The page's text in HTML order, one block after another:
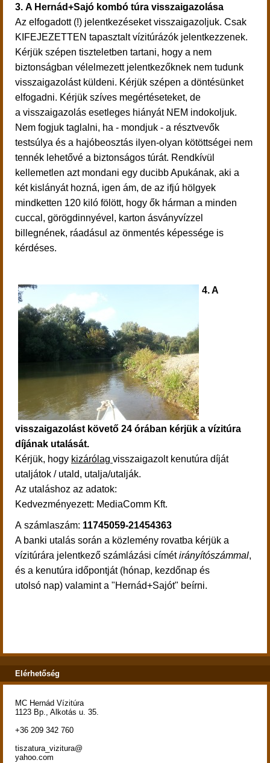
3. A Hernád+Sajó kombó túra visszaigazolása
Az elfogadott (!) jelentkezéseket visszaigazoljuk. Csak
KIFEJEZETTEN tapasztalt vízitúrázók jelentkezzenek.
Kérjük szépen tiszteletben tartani, hogy a nem
biztonságban vélelmezett jelentkezőknek nem tudunk
visszaigazolást küldeni. Kérjük szépen a döntésünket
elfogadni. Kérjük szíves megértéseteket, de
a visszaigazolás esetleges hiányát NEM indokoljuk.
Nem fogjuk taglalni, ha - mondjuk - a résztvevők
testsúlya és a hajóbeosztás ilyen-olyan kötöttségei nem
tennék lehetővé a biztonságos túrát. Rendkívül
kellemetlen azt mondani egy ducibb Apukának, aki a
két kislányát hozná, igen ám, de az ifjú hölgyek
mindketten 120 kiló fölött, hogy ők hárman a minden
cuccal, görögdinnyével, karton ásványvízzel
billegnének, ráadásul az önmentés képessége is
kérdéses.
4. A
visszaigazolást követő 24 órában kérjük a vízitúra
díjának utalását.
Kérjük, hogy kizárólag visszaigazolt kenutúra díját
utaljátok / utald, utalja/utalják.
Az utaláshoz az adatok:
Kedvezményezett: MediaComm Kft.
A számlaszám: 11745059-21454363
A banki utalás során a közlemény rovatba kérjük a
vízitúrára jelentkező számlázási címétirányítószámmal,
és a kenutúra időpontját (hónap, kezdőnap és
utolsó nap) valamint a "Hernád+Sajót" beírni.
Elérhetőség
MC Hernád Vízitúra
1123 Bp., Alkotás u. 35.
+36 209 342 760
tiszatura_vizitura@
yahoo.com